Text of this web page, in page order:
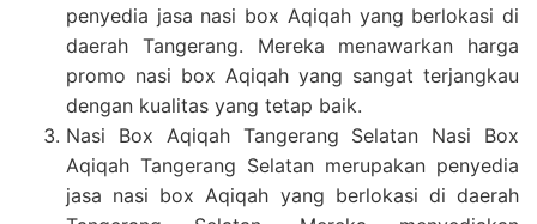
penyedia jasa nasi box Aqiqah yang berlokasi di
daerah Tangerang. Mereka menawarkan harga
promo nasi box Aqiqah yang sangat terjangkau
dengan kualitas yang tetap baik.
Nasi Box Aqiqah Tangerang Selatan Nasi Box
Aqiqah Tangerang Selatan merupakan penyedia
jasa nasi box Aqiqah yang berlokasi di daerah